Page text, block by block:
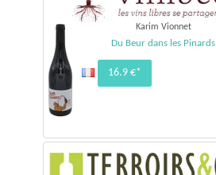
Karim Vionnet
Du Beur dans les Pinards
16.9 €*